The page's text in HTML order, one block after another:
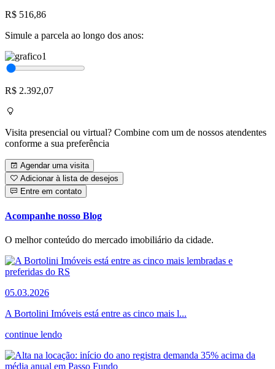
R$ 516,86
Simule a parcela ao longo dos anos:
R$ 2.392,07
Visita presencial ou virtual? Combine com um de nossos atendentes
conforme a sua preferência
Agendar uma visita
Adicionar à lista de desejos
Entre em contato
Acompanhe nosso Blog
O melhor conteúdo do mercado imobiliário da cidade.
05.03.2026
A Bortolini Imóveis está entre as cinco mais l...
continue lendo